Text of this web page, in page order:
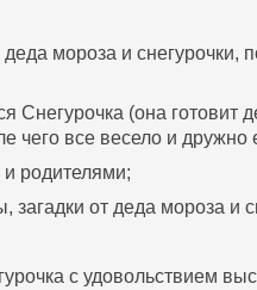
мороза и снегурочки,
Снегурочка (она готовит
чего все весело и дружно
и родителями;
от деда мороза и
с удовольствием